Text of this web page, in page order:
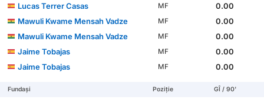
Lucas Terrer Casas
MF
0.00
Mawuli Kwame Mensah Vadze
MF
0.00
Mawuli Kwame Mensah Vadze
MF
0.00
Jaime Tobajas
MF
0.00
Jaime Tobajas
MF 0.00
Fundași Poziție GÎ / 90'